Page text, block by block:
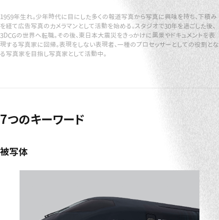
1959年生れ。少年時代に目にした多くの報道写真から写真に興味を持ち、下積み
を経て広告写真のカメラマンとして活動を始める。スタジオで30年を過ごした後、
3DCGの世界へ転職。その後、東日本大震災をきっかけに風景やドキュメントを表
現する写真家に回帰。表現をしない表現者、一種のプロセッサーとしての役割とな
る写真家を目指し写真家として活動中。
7つのキーワード
被写体